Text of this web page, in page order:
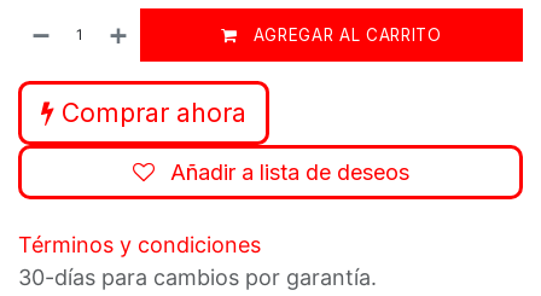
AGREGAR AL CARRITO
Comprar ahora
Añadir a lista de deseos
Términos y condiciones
30-días para cambios por garantía.